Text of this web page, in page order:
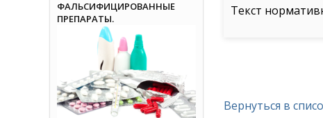
Текст
Вернуться в
ФАЛЬСИФИЦИРОВАННЫЕ
ПРЕПАРАТЫ.